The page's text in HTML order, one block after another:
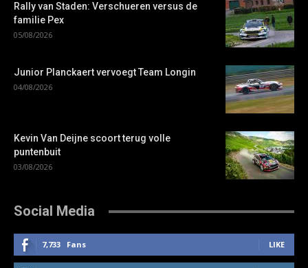
Rally van Staden: Verschueren versus de
familie Pex
05/08/2026
Junior Planckaert vervoegt Team Longin
04/08/2026
Kevin Van Deijne scoort terug volle
puntenbuit
03/08/2026
Social Media
7,733 Fans LIKE